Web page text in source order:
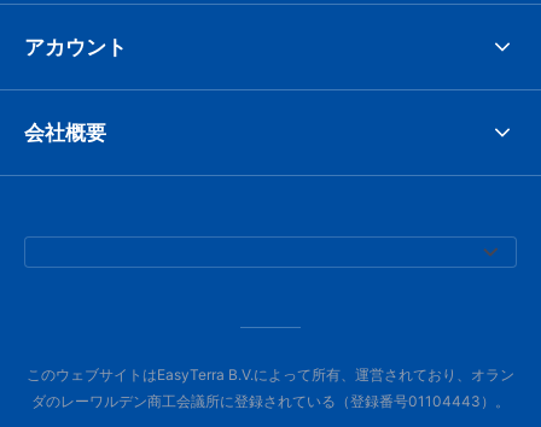
アカウント
会社概要
このウェブサイトはEasyTerra B.V.によって所有、運営されており、オラン
ダのレーワルデン商工会議所に登録されている（登録番号01104443）。